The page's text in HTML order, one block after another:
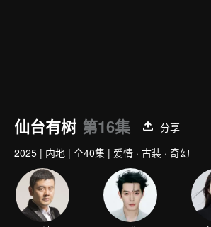
仙台有树 第16集
分享
2025 | 内地 | 全40集 | 爱情 · 古装 · 奇幻